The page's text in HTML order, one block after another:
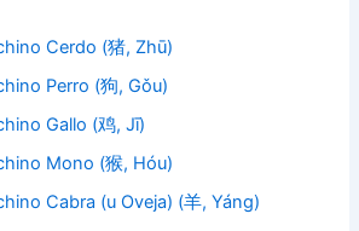
Cerdo (猪, Zhū)
Perro (狗, Gǒu)
Gallo (鸡, Jī)
Mono (猴, Hóu)
Cabra (u Oveja) (羊, Yáng)